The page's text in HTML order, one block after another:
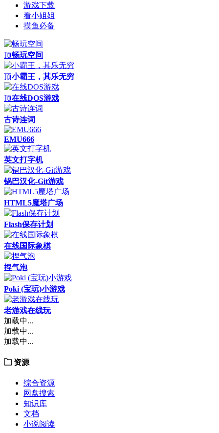
游戏下载
看小姐姐
摸鱼必备
顶畅玩空间
顶小霸王，其乐无穷
顶在线DOS游戏
古诗连词
EMU666
英文打字机
锅巴汉化-Git游戏
HTML5魔塔广场
Flash保存计划
在线国际象棋
捏气泡
Poki (宝玩)小游戏
老游戏在线玩
加载中...
加载中...
加载中...
资源
综合资源
网盘搜索
知识库
文档
小说阅读